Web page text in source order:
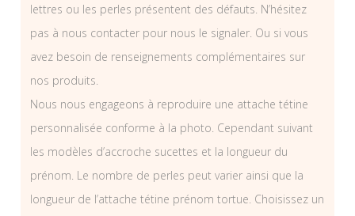
lettres ou les perles présentent des défauts. N’hésitez
pas à nous contacter pour nous le signaler. Ou si vous
avez besoin de renseignements complémentaires sur
nos produits.
Nous nous engageons à reproduire une attache tétine
personnalisée conforme à la photo. Cependant suivant
les modèles d’accroche sucettes et la longueur du
prénom. Le nombre de perles peut varier ainsi que la
longueur de l’attache tétine prénom tortue. Choisissez un